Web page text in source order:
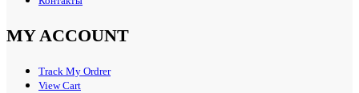
MY ACCOUNT
Track My Ordrer
View Cart